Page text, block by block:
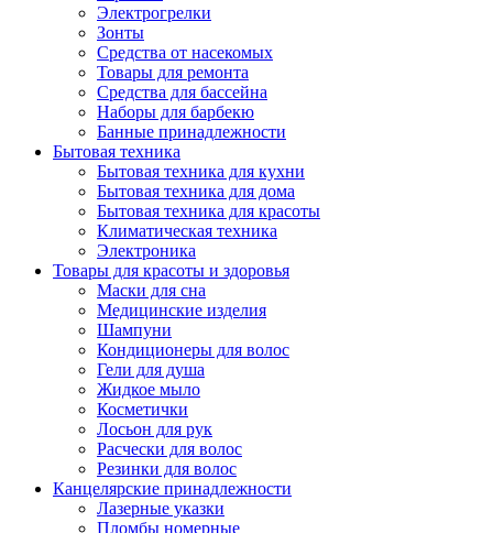
Электрогрелки
Зонты
Средства от насекомых
Товары для ремонта
Средства для бассейна
Наборы для барбекю
Банные принадлежности
Бытовая техника
Бытовая техника для кухни
Бытовая техника для дома
Бытовая техника для красоты
Климатическая техника
Электроника
Товары для красоты и здоровья
Маски для сна
Медицинские изделия
Шампуни
Кондиционеры для волос
Гели для душа
Жидкое мыло
Косметички
Лосьон для рук
Расчески для волос
Резинки для волос
Канцелярские принадлежности
Лазерные указки
Пломбы номерные